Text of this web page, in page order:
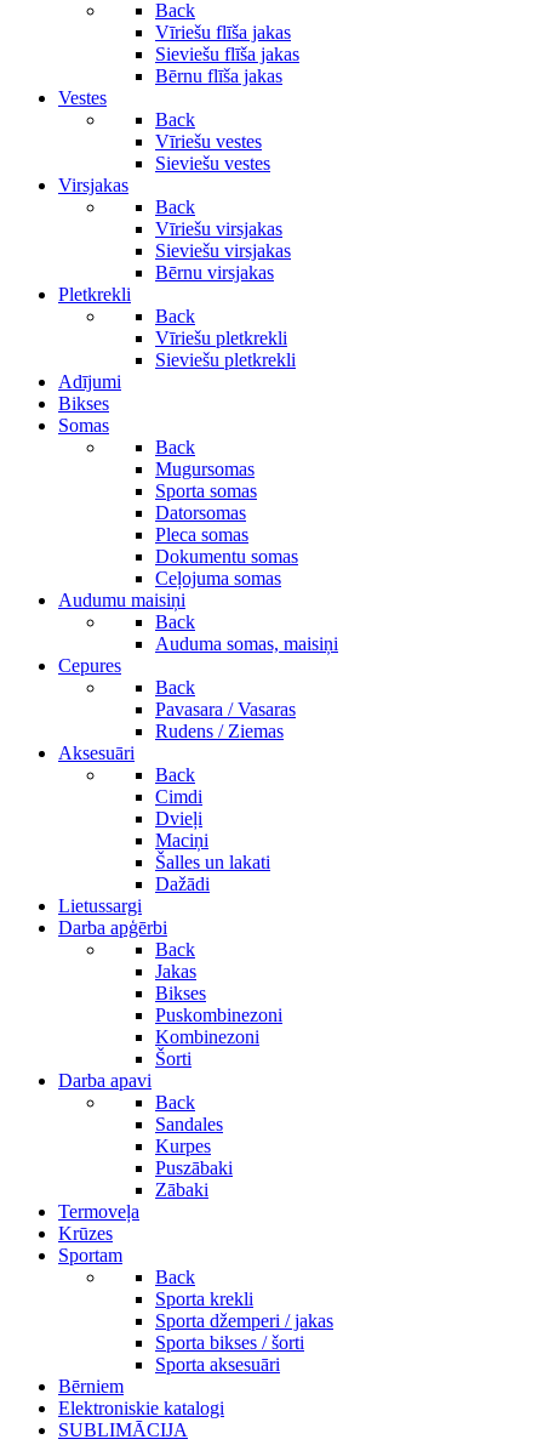
Back
Vīriešu flīša jakas
Sieviešu flīša jakas
Bērnu flīša jakas
Vestes
Back
Vīriešu vestes
Sieviešu vestes
Virsjakas
Back
Vīriešu virsjakas
Sieviešu virsjakas
Bērnu virsjakas
Pletkrekli
Back
Vīriešu pletkrekli
Sieviešu pletkrekli
Adījumi
Bikses
Somas
Back
Mugursomas
Sporta somas
Datorsomas
Pleca somas
Dokumentu somas
Ceļojuma somas
Audumu maisiņi
Back
Auduma somas, maisiņi
Cepures
Back
Pavasara / Vasaras
Rudens / Ziemas
Aksesuāri
Back
Cimdi
Dvieļi
Maciņi
Šalles un lakati
Dažādi
Lietussargi
Darba apģērbi
Back
Jakas
Bikses
Puskombinezoni
Kombinezoni
Šorti
Darba apavi
Back
Sandales
Kurpes
Puszābaki
Zābaki
Termoveļa
Krūzes
Sportam
Back
Sporta krekli
Sporta džemperi / jakas
Sporta bikses / šorti
Sporta aksesuāri
Bērniem
Elektroniskie katalogi
SUBLIMĀCIJA